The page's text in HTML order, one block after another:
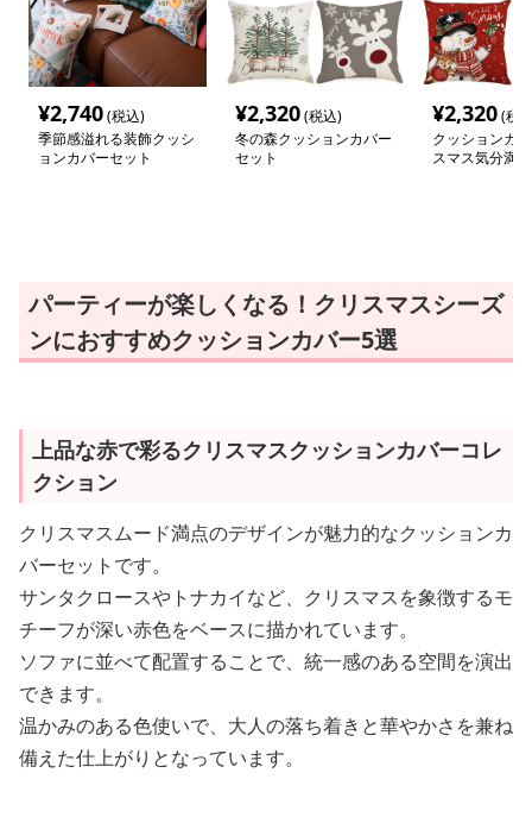
¥2,740(税込)
季節感溢れる装飾クッシ
ョンカバーセット
¥2,320(税込)
冬の森クッションカバー
セット
¥2,320(税
クッションカ
スマス気分満
パーティーが楽しくなる！クリスマスシーズ
ンにおすすめクッションカバー5選
上品な赤で彩るクリスマスクッションカバーコレ
クション
クリスマスムード満点のデザインが魅力的なクッションカ
バーセットです。
サンタクロースやトナカイなど、クリスマスを象徴するモ
チーフが深い赤色をベースに描かれています。
ソファに並べて配置することで、統一感のある空間を演出
できます。
温かみのある色使いで、大人の落ち着きと華やかさを兼ね
備えた仕上がりとなっています。